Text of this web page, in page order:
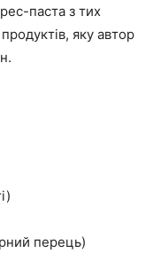
паста з тих
яку автор
перець)